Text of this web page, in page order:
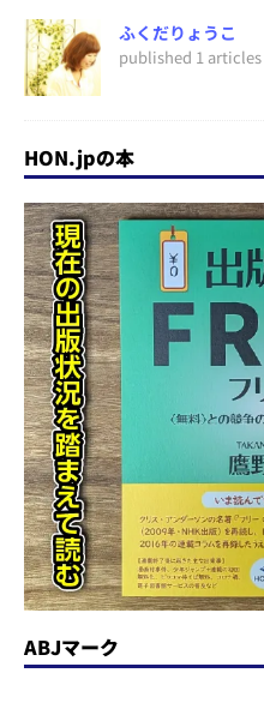
ふくだりょうこ
published 1 articles
HON.jpの本
ABJマーク